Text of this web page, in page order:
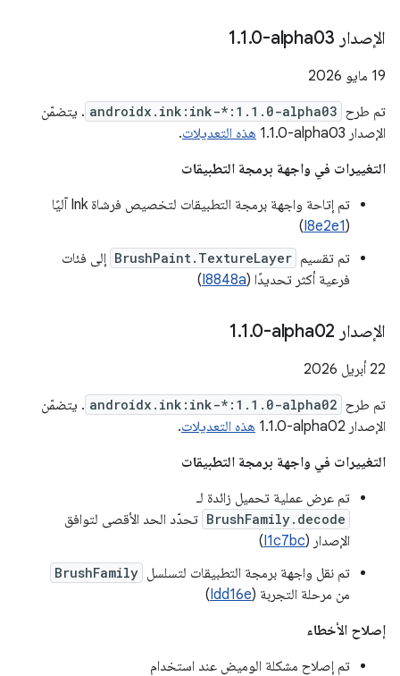
الإصدار ‎1 .1.0-alpha03
‫19 مايو 2026
تم طرح androidx.ink:ink-*:1.1.0-alpha03 . يتضمّن
الإصدار ‎1.1.0-alpha03
هذه التعديلات.
التغييرات في واجهة برمجة التطبيقات
تم إتاحة واجهة برمجة التطبيقات لتخصيص فرشاة Ink آليًا
(
I8e2e1
)
تم تقسيم BrushPaint.TextureLayer إلى فئات
فرعية أكثر تحديدًا (I8848a
)
الإصدار ‎1 .1.0-alpha02
‫22 أبريل 2026
تم طرح androidx.ink:ink-*:1.1.0-alpha02 . يتضمّن
الإصدار ‎1.1.0-alpha02
هذه التعديلات.
التغييرات في واجهة برمجة التطبيقات
تم عرض عملية تحميل زائدة لـ
BrushFamily.decode تحدّد الحد الأقصى لتوافق
الإصدار (I1c7bc
)
تم نقل واجهة برمجة التطبيقات لتسلسل BrushFamily
من مرحلة التجربة (Idd16e
)
إصلاح الأخطاء
تم إصلاح مشكلة الوميض عند استخدام